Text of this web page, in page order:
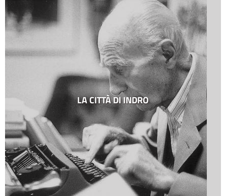
LA CITTÀ DI INDRO